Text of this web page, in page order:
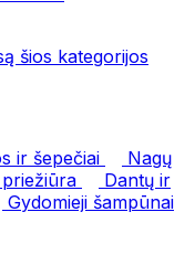
šios kategorijos
ir šepečiai
Nagų
Dantų ir
Gydomieji šampūnai